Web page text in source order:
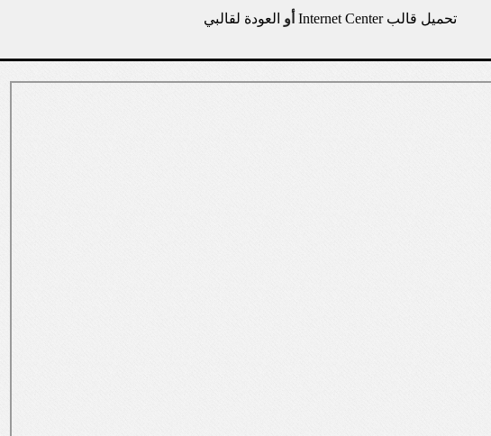
تحميل قالب Internet Center أو العودة لقالبي